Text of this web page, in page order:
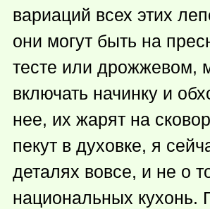
вариаций всех этих
они могут быть на
тесте или дрожжевом,
включать начинку и
нее, их жарят на
пекут в духовке, я
деталях вовсе, и не о
национальных кухонь.